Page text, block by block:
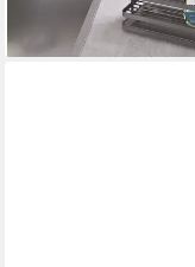
lieferbar - in 3-4